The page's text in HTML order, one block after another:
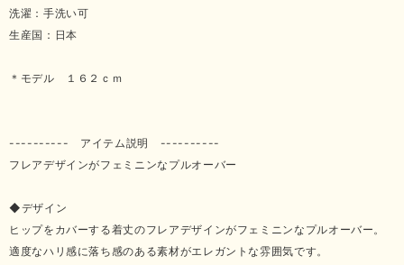
洗濯：手洗い可
生産国：日本
＊モデル １６２ｃｍ
---------- アイテム説明 ----------
フレアデザインがフェミニンなプルオーバー
◆デザイン
ヒップをカバーする着丈のフレアデザインがフェミニンなプルオーバー。
適度なハリ感に落ち感のある素材がエレガントな雰囲気です。